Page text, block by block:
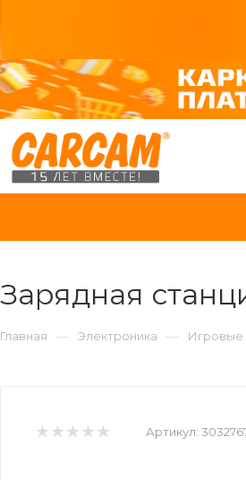
Зарядная
Главная — Электроника — Игровые
Артикул: